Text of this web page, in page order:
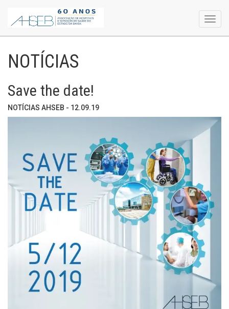
NOTÍCIAS
Save the date!
NOTÍCIAS AHSEB - 12.09.19